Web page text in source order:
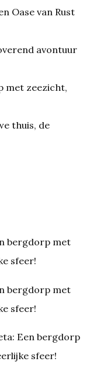
Oase van Rust
avontuur
met zeezicht,
thuis, de
bergdorp met
sfeer!
bergdorp met
sfeer!
Een bergdorp
sfeer!